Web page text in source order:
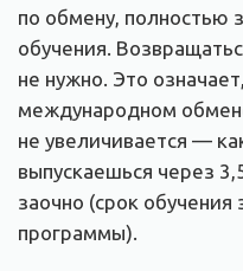
по обмену, полностью
обучения.
не нужно. Это
международном
не увеличивается —
выпускаешься через
заочно (срок обучения
программы).